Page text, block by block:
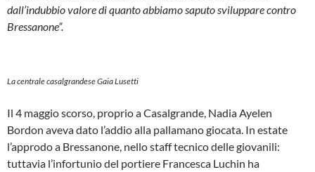
dall’indubbio valore di quanto abbiamo saputo sviluppare contro
Bressanone”.
La centrale casalgrandese Gaia Lusetti
Il 4 maggio scorso, proprio a Casalgrande, Nadia Ayelen
Bordon aveva dato l’addio alla pallamano giocata. In estate
l’approdo a Bressanone, nello staff tecnico delle giovanili:
tuttavia l’infortunio del portiere Francesca Luchin ha